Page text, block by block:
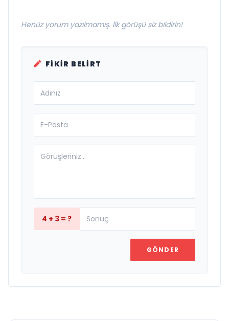
Henüz yorum yazılmamış. İlk görüşü siz bildirin!
FIKIR BELIRT
4 + 3 = ?
GÖNDER